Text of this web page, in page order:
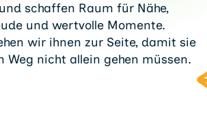
schaffen Raum für Nähe,
und wertvolle Momente.
wir ihnen zur Seite, damit sie
Weg nicht allein gehen müssen.